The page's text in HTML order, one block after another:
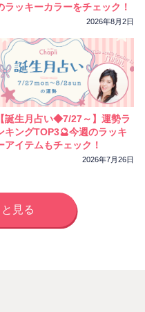
ラッキーカラーをチェック！
2026年8月2日
【誕生月占い◆7/27～】運勢ラ
キングTOP3🔮今週のラッキ
アイテムもチェック！
2026年7月26日
見る